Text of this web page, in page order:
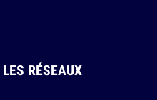
LES RÉSEAUX